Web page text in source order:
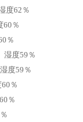
度62％
60％
％
度59％
度59％
％
％